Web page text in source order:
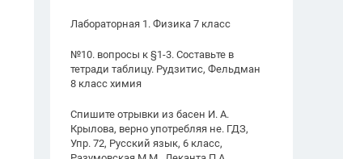
Лабораторная 1. Физика 7 класс
№10. вопросы к §1-3. Составьте в
тетради таблицу. Рудзитис, Фельдман
8 класс химия
Спишите отрывки из басен И. А.
Крылова, верно употребляя не. ГДЗ,
Упр. 72, Русский язык, 6 класс,